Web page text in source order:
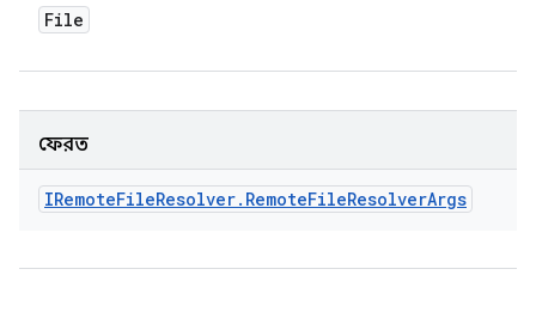
File
ফেরত
IRemoteFileResolver. RemoteFileResolverArgs